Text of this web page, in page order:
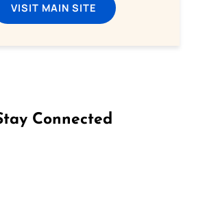
VISIT MAIN SITE
Connected